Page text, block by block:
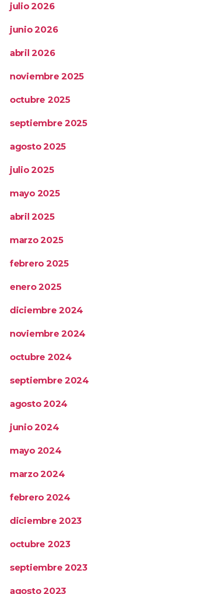
julio 2026
junio 2026
abril 2026
noviembre 2025
octubre 2025
septiembre 2025
agosto 2025
julio 2025
mayo 2025
abril 2025
marzo 2025
febrero 2025
enero 2025
diciembre 2024
noviembre 2024
octubre 2024
septiembre 2024
agosto 2024
junio 2024
mayo 2024
marzo 2024
febrero 2024
diciembre 2023
octubre 2023
septiembre 2023
agosto 2023